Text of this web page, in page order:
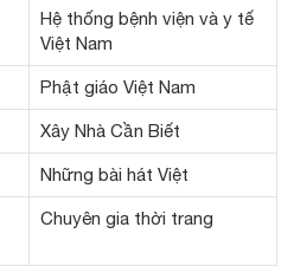
Hệ thống bệnh viện và y tế
Việt Nam
Phật giáo Việt Nam
Xây Nhà Cần Biết
Những bài hát Việt
Chuyên gia thời trang